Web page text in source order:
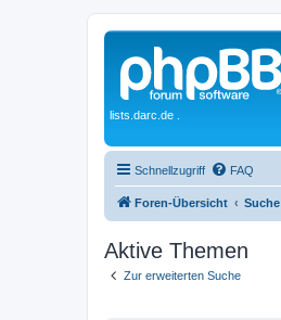
lists.darc.de .
Schnellzugriff FAQ
Foren-Übersicht Suche
Aktive Themen
Zur erweiterten Suche